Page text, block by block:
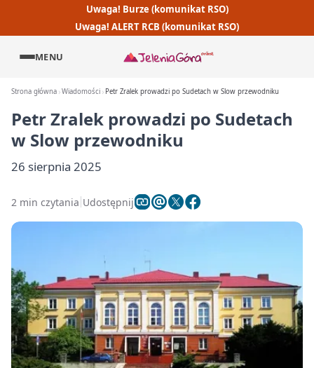
Uwaga! Burze (komunikat RSO)
Uwaga! ALERT RCB (komunikat RSO)
MENU
Strona główna Wiadomości Petr Zralek prowadzi po Sudetach w Slow przewodniku
Petr Zralek prowadzi po Sudetach
w Slow przewodniku
26 sierpnia 2025
2 min czytania Udostępnij